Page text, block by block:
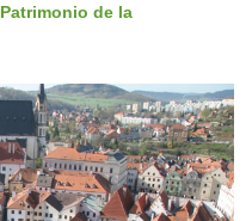
Patrimonio de la